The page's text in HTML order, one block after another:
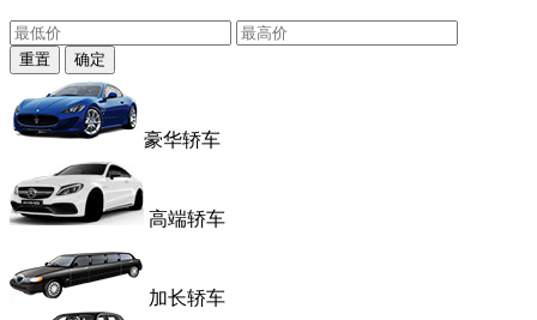
重置 确定
豪华轿车
高端轿车
加长轿车